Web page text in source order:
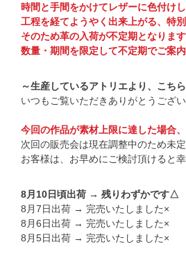
時間と手間をかけてレザーに色付け
工程を経てようやく出来上がる、特
そのため革の入荷が不定期となりま
数量・期間を限定して不定期でご案
～生産しているアトリエより、こち
いつもご覧いただきありがとうござ
今回の作品が素材上限に達した場合
次回の販売会は現在調整中のため未
お客様は、お早めにご検討頂けると
頃出荷 → 残りわずかです△
出荷 → 完売いたしました×
出荷 → 完売いたしました×
出荷 → 完売いたしました×